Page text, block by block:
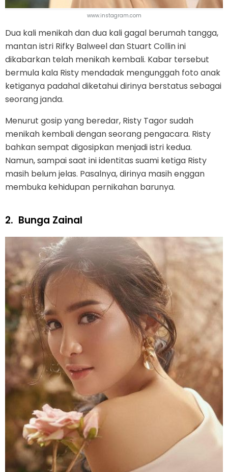
www.instagram.com
Dua kali menikah dan dua kali gagal berumah tangga,
mantan istri Rifky Balweel dan Stuart Collin ini
dikabarkan telah menikah kembali. Kabar tersebut
bermula kala Risty mendadak mengunggah foto anak
ketiganya padahal diketahui dirinya berstatus sebagai
seorang janda.
Menurut gosip yang beredar, Risty Tagor sudah
menikah kembali dengan seorang pengacara. Risty
bahkan sempat digosipkan menjadi istri kedua.
Namun, sampai saat ini identitas suami ketiga Risty
masih belum jelas. Pasalnya, dirinya masih enggan
membuka kehidupan pernikahan barunya.
2. Bunga Zainal